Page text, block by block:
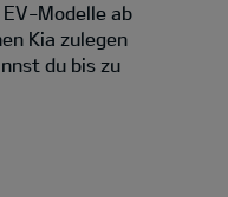
Modelle ab
Kia zulegen
du bis zu